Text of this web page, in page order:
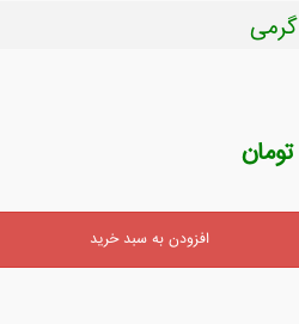
افزودن به سبد خرید